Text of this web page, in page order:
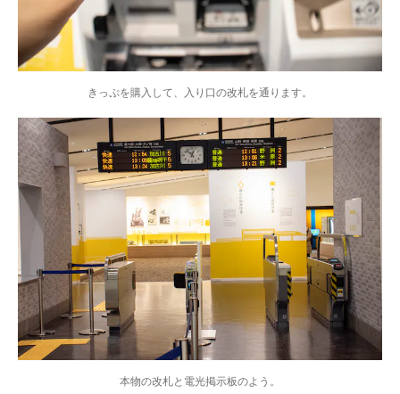
きっぷを購入して、入り口の改札を通ります。
本物の改札と電光掲示板のよう。